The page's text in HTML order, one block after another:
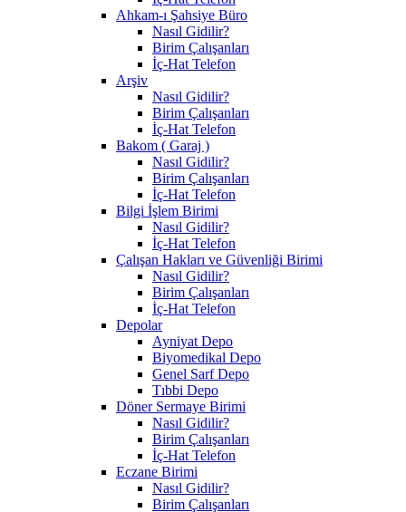
Ahkam-ı Şahsiye Büro
Nasıl Gidilir?
Birim Çalışanları
İç-Hat Telefon
Arşiv
Nasıl Gidilir?
Birim Çalışanları
İç-Hat Telefon
Bakom ( Garaj )
Nasıl Gidilir?
Birim Çalışanları
İç-Hat Telefon
Bilgi İşlem Birimi
Nasıl Gidilir?
İç-Hat Telefon
Çalışan Hakları ve Güvenliği Birimi
Nasıl Gidilir?
Birim Çalışanları
İç-Hat Telefon
Depolar
Ayniyat Depo
Biyomedikal Depo
Genel Sarf Depo
Tıbbi Depo
Döner Sermaye Birimi
Nasıl Gidilir?
Birim Çalışanları
İç-Hat Telefon
Eczane Birimi
Nasıl Gidilir?
Birim Çalışanları